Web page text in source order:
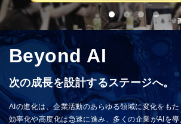
Beyond AI
次の成長を設計するステージへ。
AIの進化は、企業活動のあらゆる領域に変化をも
効率化や高度化は急速に進み、多くの企業がAIを